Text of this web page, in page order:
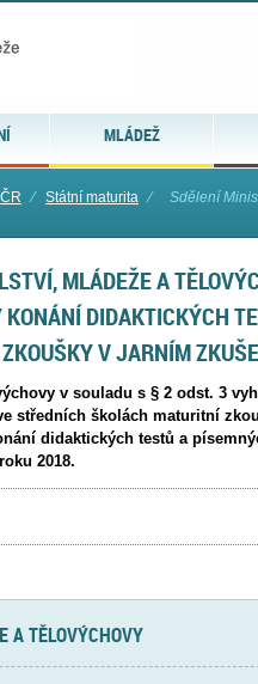
MLÁDEŽ
⁄ Státní maturita ⁄ Sdělení
MLÁDEŽE A
DIDAKTICKÝCH
V JARNÍM
v souladu s § 2 odst. 3
středních školách maturitní
didaktických testů a
2018.
A TĚLOVÝCHOVY